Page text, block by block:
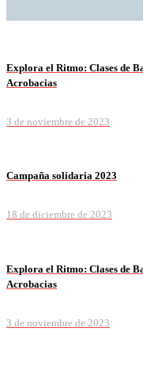
Explora el Ritmo: Clases de
Acrobacias
3 de noviembre de 2023
Campaña solidaria 2023
18 de diciembre de 2023
Explora el Ritmo: Clases de
Acrobacias
3 de noviembre de 2023